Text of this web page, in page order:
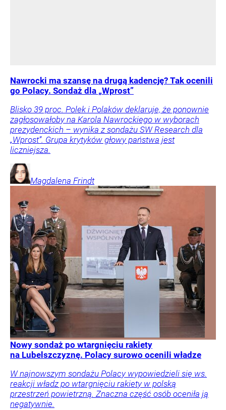
Nawrocki ma szansę na drugą kadencję? Tak ocenili
go Polacy. Sondaż dla „Wprost”
Blisko 39 proc. Polek i Polaków deklaruje, że ponownie
zagłosowałoby na Karola Nawrockiego w wyborach
prezydenckich – wynika z sondażu SW Research dla
„Wprost”. Grupa krytyków głowy państwa jest
liczniejsza.
Magdalena Frindt
Nowy sondaż po wtargnięciu rakiety
na Lubelszczyznę. Polacy surowo ocenili władze
W najnowszym sondażu Polacy wypowiedzieli się ws.
reakcji władz po wtargnięciu rakiety w polską
przestrzeń powietrzną. Znaczna część osób oceniła ją
negatywnie.